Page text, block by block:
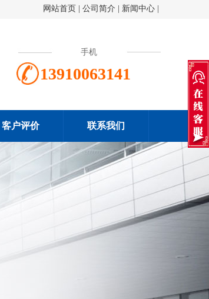
网站首页 公司简介 新闻中心
手机
13910063141
客户评价 联系我们